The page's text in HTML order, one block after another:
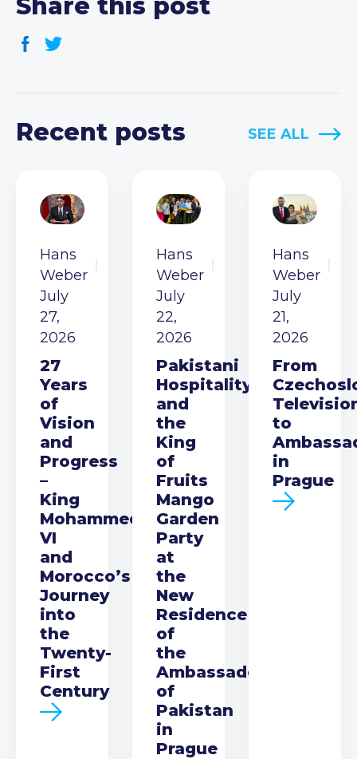
Share this post
Recent posts SEE ALL
Hans
Weber
July
27,
2026
27
Years
of
Vision
and
Progress
–
King
Mohammed
VI
and
Morocco’s
Journey
into
the
Twenty-
First
Century
Hans
Weber
July
22,
2026
Pakistani
Hospitality
and
the
King
of
Fruits
Mango
Garden
Party
at
the
New
Residence
of
the
Ambassador
of
Pakistan
in
Prague
Hans
Weber
July
21,
2026
From
to
in
Prague